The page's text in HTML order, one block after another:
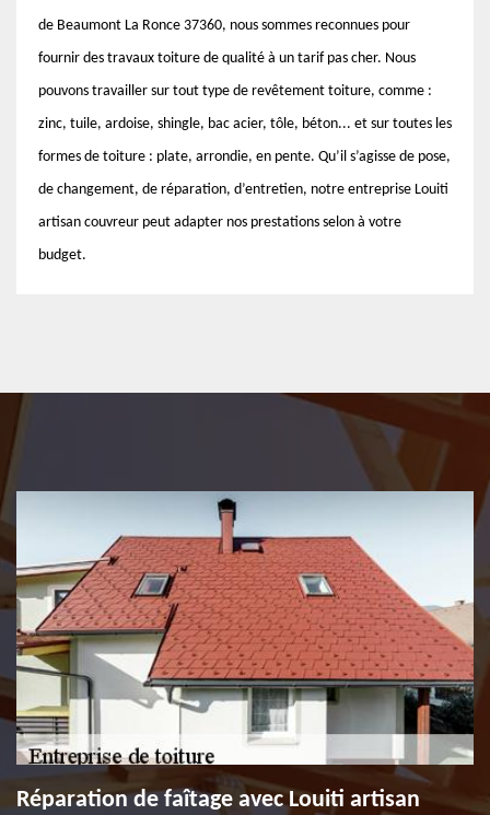
de Beaumont La Ronce 37360, nous sommes reconnues pour
fournir des travaux toiture de qualité à un tarif pas cher. Nous
pouvons travailler sur tout type de revêtement toiture, comme :
zinc, tuile, ardoise, shingle, bac acier, tôle, béton... et sur toutes les
formes de toiture : plate, arrondie, en pente. Qu’il s’agisse de pose,
de changement, de réparation, d’entretien, notre entreprise Louiti
artisan couvreur peut adapter nos prestations selon à votre
budget.
Réparation de faîtage avec Louiti artisan